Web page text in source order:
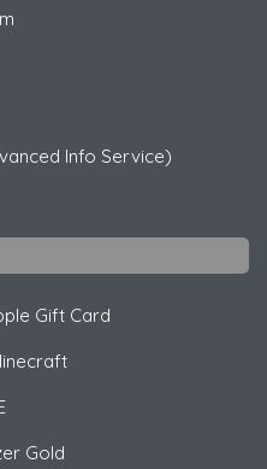
Info Service)
Gift Card
Gold